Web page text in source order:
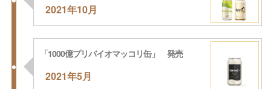
2021年10月
2021年5月
「1000億プリバイオマッコリ缶」 発売